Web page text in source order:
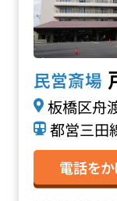
民営斎場
板橋区舟
都営三田
電話を